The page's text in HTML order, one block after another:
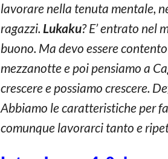
lavorare nella tenuta mentale,
ragazzi. Lukaku? E’ entrato nel
buono. Ma devo essere
mezzanotte e poi pensiamo a
crescere e possiamo crescere.
Abbiamo le caratteristiche per
comunque lavorarci tanto e